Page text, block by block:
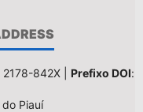
2178-842X | Prefixo DOI:
Piauí